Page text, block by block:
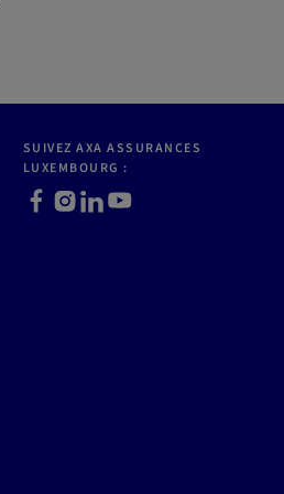
SUIVEZ AXA ASSURANCES
LUXEMBOURG :
Facebook
Instagram
LinkedIn
Youtube